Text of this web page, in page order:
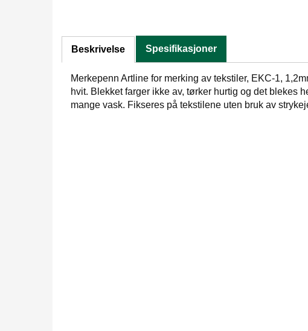
Beskrivelse Spesifikasjoner
Merkepenn Artline for merking av tekstiler, EKC-1,
hvit. Blekket farger ikke av, tørker hurtig og det blekes
mange vask. Fikseres på tekstilene uten bruk av